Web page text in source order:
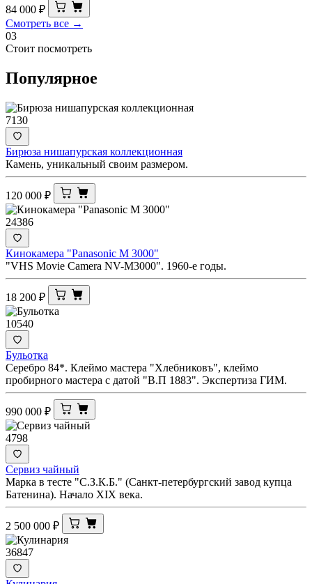
84 000 ₽
Смотреть все →
03
Стоит посмотреть
Популярное
7130
Бирюза нишапурская коллекционная
Камень, уникальный своим размером.
120 000 ₽
24386
Кинокамера "Panasonic M 3000"
"VHS Movie Camera NV-M3000". 1960-е годы.
18 200 ₽
10540
Бульотка
Серебро 84*. Клеймо мастера "Хлебниковъ", клеймо
пробирного мастера с датой "В.П 1883". Экспертиза ГИМ.
990 000 ₽
4798
Сервиз чайный
Марка в тесте "С.З.К.Б." (Санкт-петербургский завод купца
Батенина). Начало XIX века.
2 500 000 ₽
36847